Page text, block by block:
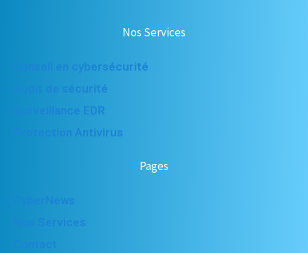
Nos Services
Conseil en cybersécurité
Audit de sécurité
Surveillance EDR
Protection Antivirus
Pages
CyberNews
Nos Services